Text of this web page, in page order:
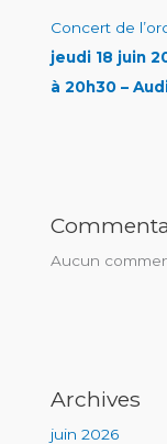
Concert de
jeudi 18 juin
à 20h30 –
Aucun
Archives
juin 2026